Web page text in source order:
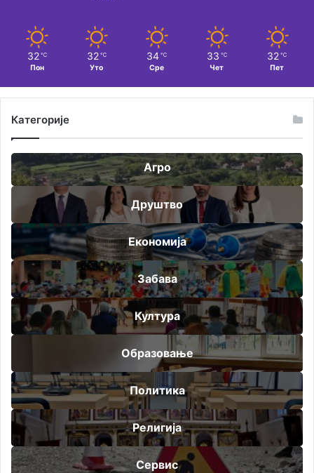
32 ℃
Пон
32 ℃
Уто
34 ℃
Сре
33 ℃
Чет
32 ℃
Пет
Категорије
Агро
Друштво
Економија
Забава
Култура
Образовање
Политика
Религија
Сервис